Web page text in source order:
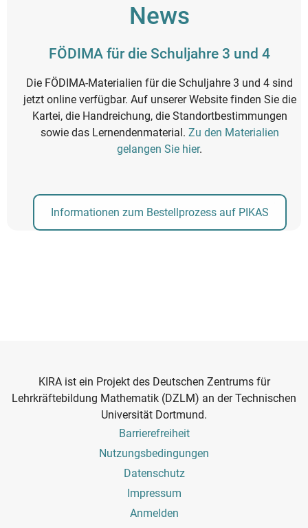
News
FÖDIMA für die Schuljahre 3 und 4
Die FÖDIMA-Materialien für die Schuljahre 3 und 4 sind
jetzt online verfügbar. Auf unserer Website finden Sie die
Kartei, die Handreichung, die Standortbestimmungen
sowie das Lernendenmaterial. Zu den Materialien
gelangen Sie hier.
Informationen zum Bestellprozess auf PIKAS
KIRA ist ein Projekt des Deutschen Zentrums für
Lehrkräftebildung Mathematik (DZLM) an der Technischen
Universität Dortmund.
Barrierefreiheit
Nutzungsbedingungen
Datenschutz
Impressum
Anmelden